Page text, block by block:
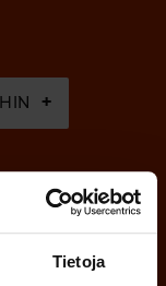
Tietoja
P